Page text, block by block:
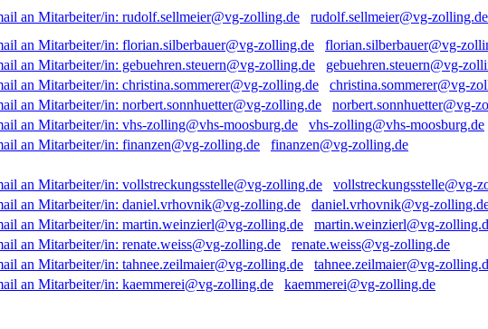
rudolf.sellmeier@vg-zolling.de
florian.silberbauer@vg-
gebuehren.steuern@vg-
christina.sommerer@vg-
norbert.sonnhuetter@vg-
vhs-zolling@vhs-moosburg.de
finanzen@vg-zolling.de
vollstreckungsstelle@vg-
daniel.vrhovnik@vg-
martin.weinzierl@vg-
renate.weiss@vg-zolling.de
tahnee.zeilmaier@vg-
kaemmerei@vg-zolling.de